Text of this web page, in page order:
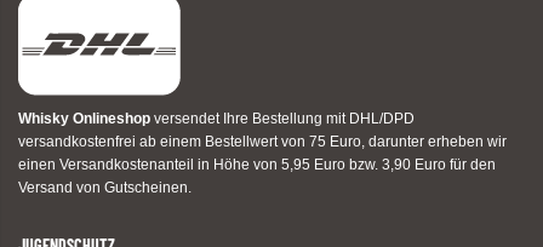
Whisky Onlineshop versendet Ihre Bestellung mit DHL/DPD
versandkostenfrei ab einem Bestellwert von 75 Euro, darunter erheben wir
einen Versandkostenanteil in Höhe von 5,95 Euro bzw. 3,90 Euro für den
Versand von Gutscheinen.